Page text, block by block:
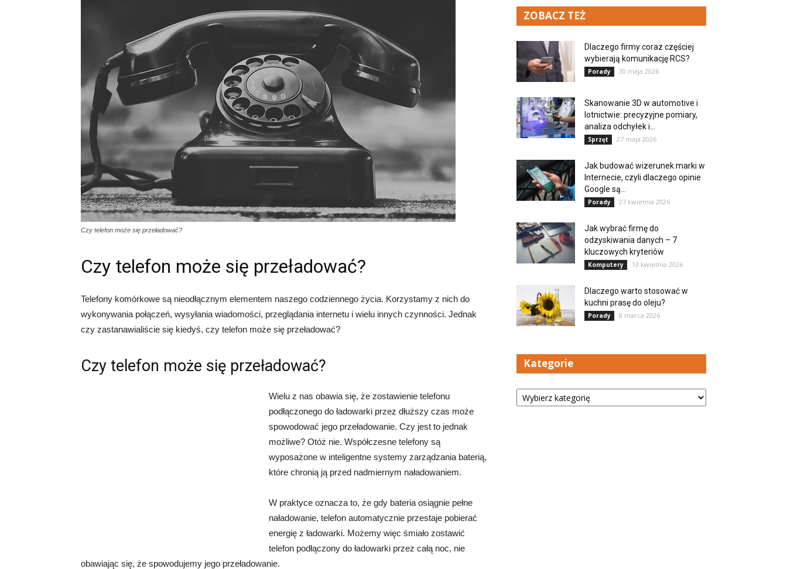
Czy telefon może się przeładować?
Czy telefon może się przeładować?
Telefony komórkowe są nieodłącznym elementem naszego codziennego życia. Korzystamy z nich do
wykonywania połączeń, wysyłania wiadomości, przeglądania internetu i wielu innych czynności. Jednak
czy zastanawialiście się kiedyś, czy telefon może się przeładować?
Czy telefon może się przeładować?
Wielu z nas obawia się, że zostawienie telefonu
podłączonego do ładowarki przez dłuższy czas może
spowodować jego przeładowanie. Czy jest to jednak
możliwe? Otóż nie. Współczesne telefony są
wyposażone w inteligentne systemy zarządzania baterią,
które chronią ją przed nadmiernym naładowaniem.
W praktyce oznacza to, że gdy bateria osiągnie pełne
naładowanie, telefon automatycznie przestaje pobierać
energię z ładowarki. Możemy więc śmiało zostawić
telefon podłączony do ładowarki przez całą noc, nie
obawiając się, że spowodujemy jego przeładowanie.
ZOBACZ TEŻ
Dlaczego firmy coraz częściej
wybierają komunikację RCS?
Porady 30 maja 2026
Skanowanie 3D w automotive i
lotnictwie: precyzyjne pomiary,
analiza odchyłek i...
Sprzęt 27 maja 2026
Jak budować wizerunek marki w
Internecie, czyli dlaczego opinie
Google są...
Porady 27 kwietnia 2026
Jak wybrać firmę do
odzyskiwania danych – 7
kluczowych kryteriów
Komputery 13 kwietnia 2026
Dlaczego warto stosować w
kuchni prasę do oleju?
Porady 8 marca 2026
Kategorie
Kategorie